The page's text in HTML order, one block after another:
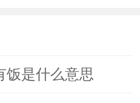
饭是什么意思